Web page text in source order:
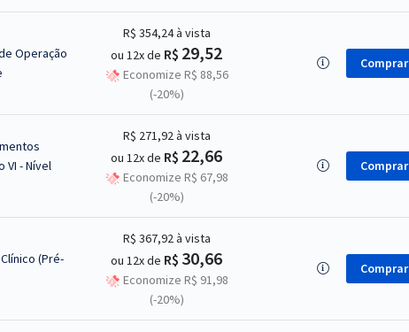
Operação
R$ 354,24à vista
ou 12x de R$ 29,52
Economize R$ 88,56
(-20%)
Comprar
VI - Nível
R$ 271,92à vista
ou 12x de R$ 22,66
Economize R$ 67,98
(-20%)
Comprar
(Pré-
R$ 367,92à vista
ou 12x de R$ 30,66
Economize R$ 91,98
(-20%)
Comprar